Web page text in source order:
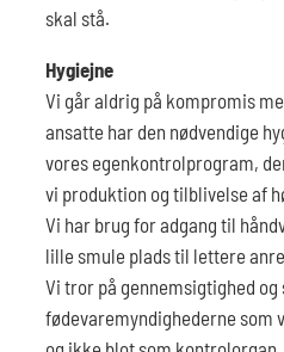
skal stå.
Hygiejne
Vi går aldrig på kompromis
ansatte har den nødvendige
vores egenkontrolprogram,
vi produktion og tilblivelse af
Vi har brug for adgang til
lille smule plads til lettere
Vi tror på gennemsigtighed og
fødevaremyndighederne som